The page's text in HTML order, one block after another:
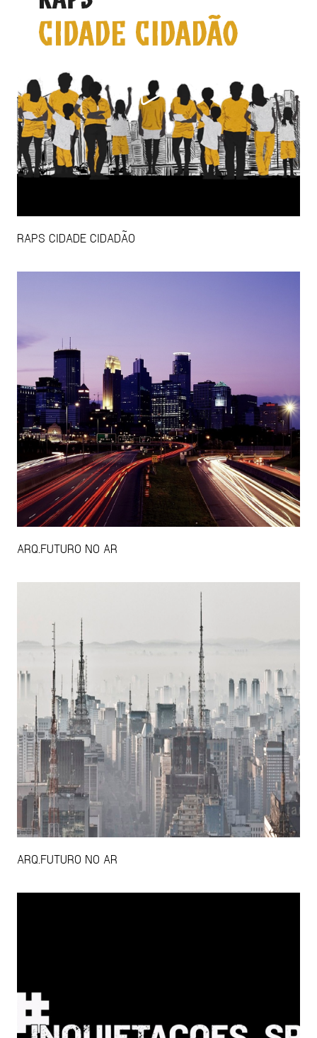
RAPS CIDADE CIDADÃO
ARQ.FUTURO NO AR
ARQ.FUTURO NO AR